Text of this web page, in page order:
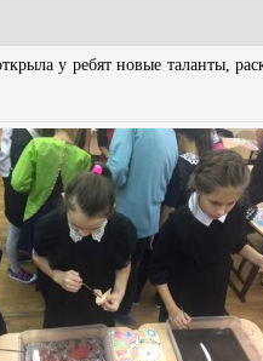
у ребят новые таланты,